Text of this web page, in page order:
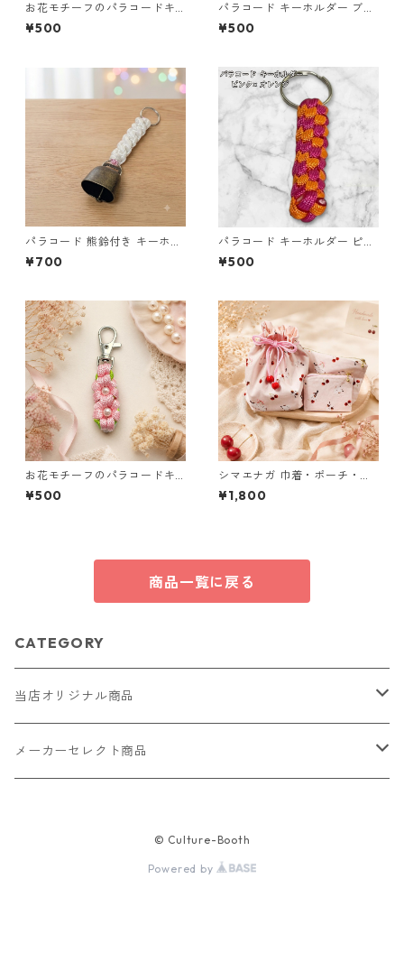
お花モチーフのパラコードキ
ーホルダー ピンク×グレー ハ
ンドメイド 国産 本革 ヌメ革
¥500
パラコード キーホルダー ブル
ー グレー ホワイト 編み込み s
36 アウトドア
¥500
パラコード 熊鈴付き キーホル
ダー ホワイト×ピンク 編み込
み S42 アウトドア
¥700
パラコード キーホルダー ピン
ク オレンジ 編み込み s17
¥500
お花モチーフのパラコードキ
ーホルダー ピンク×ライトグリ
ーン ハンドメイド 国産 本革
¥500
シマエナガ 巾着・ポーチ・ミ
ニポーチ 3点セット さくらん
ぼ柄×淡いピンク ジュエリー
¥1,800
商品一覧に戻る
CATEGORY
当店オリジナル商品
レザー（革）
メーカーセレクト商品
© Culture-Booth
Powered by